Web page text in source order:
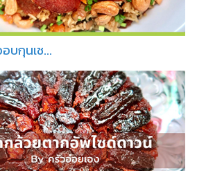
บกุนเช...